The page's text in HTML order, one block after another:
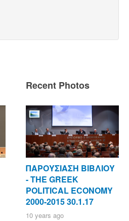
Recent Photos
ΠΑΡΟΥΣΙΑΣΗ ΒΙΒΛΙΟΥ
- ΤΗΕ GREEK
POLITICAL ECONOMY
2000-2015 30.1.17
10 years ago